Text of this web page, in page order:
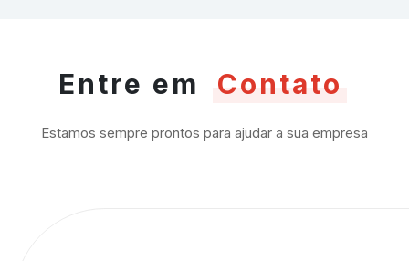
Entre em Contato
Estamos sempre prontos para ajudar a sua empresa